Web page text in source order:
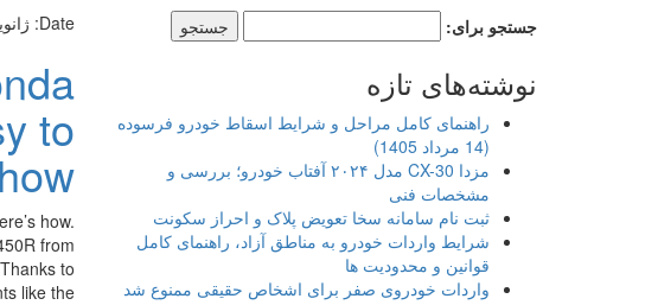
Date: ژانویه
to
how.
from
to
like the […]
جستجو برای:
نوشته‌های تازه
راهنمای کامل مراحل و شرایط اسقاط خودرو فرسوده
(14 مرداد 1405)
مزدا CX-30 مدل ۲۰۲۴ آفتاب خودرو؛ بررسی و
مشخصات فنی
ثبت نام سامانه سخا تعویض پلاک و احراز سکونت
شرایط واردات خودرو به مناطق آزاد، راهنمای کامل
قوانین و محدودیت ها
واردات خودروی صفر برای اشخاص حقیقی ممنوع شد